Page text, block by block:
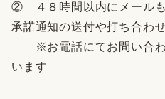
② ４８時間以内にメールも
承諾通知の送付や打ち合わ
※お電話にてお問い合わ
います